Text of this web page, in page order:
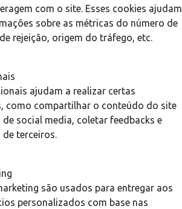
com o site. Esses cookies ajudam
sobre as métricas do número de
rejeição, origem do tráfego, etc.
ajudam a realizar certas
como compartilhar o conteúdo do site
social media, coletar feedbacks e
terceiros.
são usados para entregar aos
personalizados com base nas